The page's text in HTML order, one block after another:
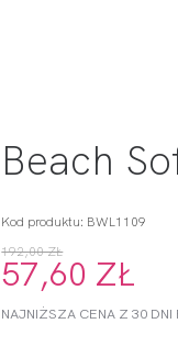
Beach
Kod produktu: BWL1109
192,00 ZŁ
57,60 ZŁ
NAJNIŻSZA CENA Z 30